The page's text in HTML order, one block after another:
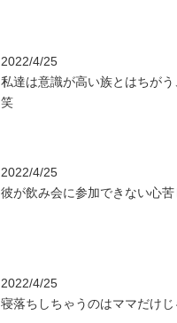
2022/4/25
私達は意識が高い族とはちがう
笑
2022/4/25
彼が飲み会に参加できない心
2022/4/25
寝落ちしちゃうのはママだけじ